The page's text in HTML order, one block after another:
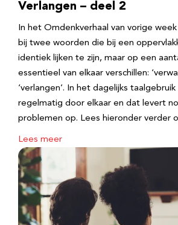
Verlangen – deel 2
In het Omdenkverhaal van vorige
bij twee woorden die bij een
identiek lijken te zijn, maar op een
essentieel van elkaar verschillen:
‘verlangen’. In het dagelijks
regelmatig door elkaar en dat levert
problemen op. Lees hieronder verder
Lees meer